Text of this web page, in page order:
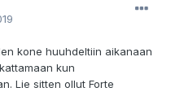
kone huuhdeltiin aikanaan
kun
Lie sitten ollut Forte